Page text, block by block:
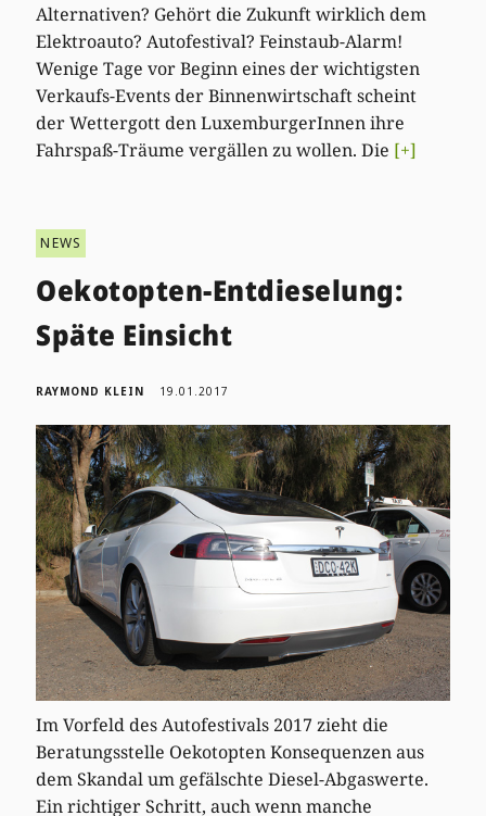
Alternativen? Gehört die Zukunft wirklich dem
Elektroauto? Autofestival? Feinstaub-Alarm!
Wenige Tage vor Beginn eines der wichtigsten
Verkaufs-Events der Binnenwirtschaft scheint
der Wettergott den LuxemburgerInnen ihre
Fahrspaß-Träume vergällen zu wollen. Die [+]
NEWS
Oekotopten-Entdieselung:
Späte Einsicht
RAYMOND KLEIN 19.01.2017
Im Vorfeld des Autofestivals 2017 zieht die
Beratungsstelle Oekotopten Konsequenzen aus
dem Skandal um gefälschte Diesel-Abgaswerte.
Ein richtiger Schritt, auch wenn manche